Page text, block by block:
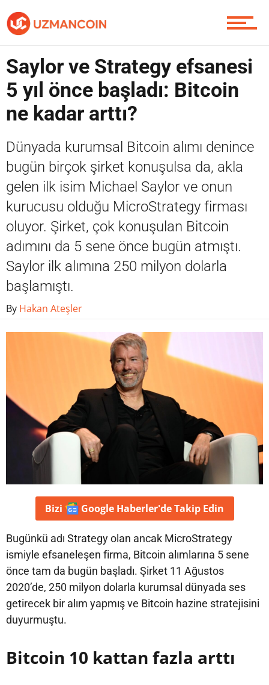
Piyasa
Soru Sor
Contact / İletişim
Saylor ve Strategy efsanesi
5 yıl önce başladı: Bitcoin
ne kadar arttı?
Dünyada kurumsal Bitcoin alımı denince
bugün birçok şirket konuşulsa da, akla
gelen ilk isim Michael Saylor ve onun
kurucusu olduğu MicroStrategy firması
oluyor. Şirket, çok konuşulan Bitcoin
adımını da 5 sene önce bugün atmıştı.
Saylor ilk alımına 250 milyon dolarla
başlamıştı.
By Hakan Ateşler
Bizi Google Haberler'deTakip Edin
Bugünkü adı Strategy olan ancak MicroStrategy
ismiyle efsaneleşen firma, Bitcoin alımlarına 5 sene
önce tam da bugün başladı. Şirket 11 Ağustos
2020’de, 250 milyon dolarla kurumsal dünyada ses
getirecek bir alım yapmış ve Bitcoin hazine stratejisini
duyurmuştu.
Bitcoin 10 kattan fazla arttı